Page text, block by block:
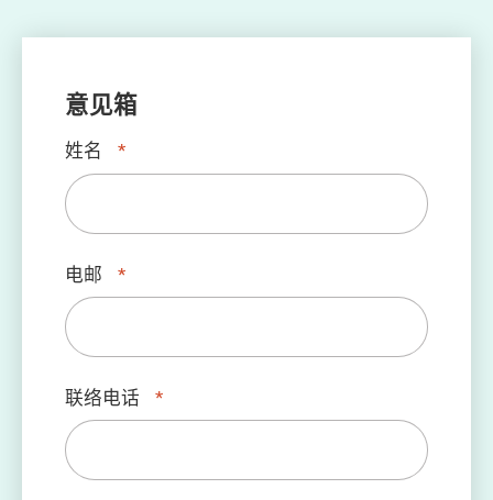
意见箱
姓名 *
电邮 *
联络电话 *